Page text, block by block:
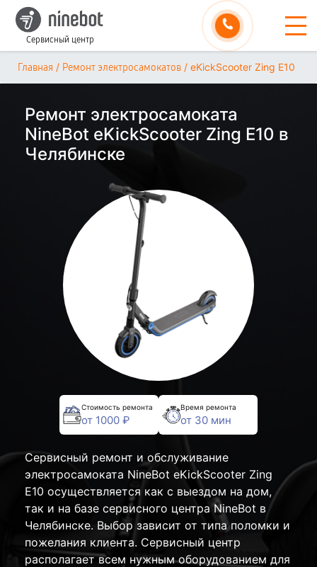
Сервисный центр
Главная / Ремонт электросамокатов / eKickScooter Zing E10
Ремонт электросамоката
NineBot eKickScooter Zing E10 в
Челябинске
Стоимость ремонта
от 1000 ₽
Время ремонта
от 30 мин
Сервисный ремонт и обслуживание
электросамоката NineBot eKickScooter Zing
E10 осуществляется как с выездом на дом,
так и на базе сервисного центра NineBot в
Челябинске. Выбор зависит от типа поломки и
пожелания клиента. Сервисный центр
располагает всем нужным оборудованием для